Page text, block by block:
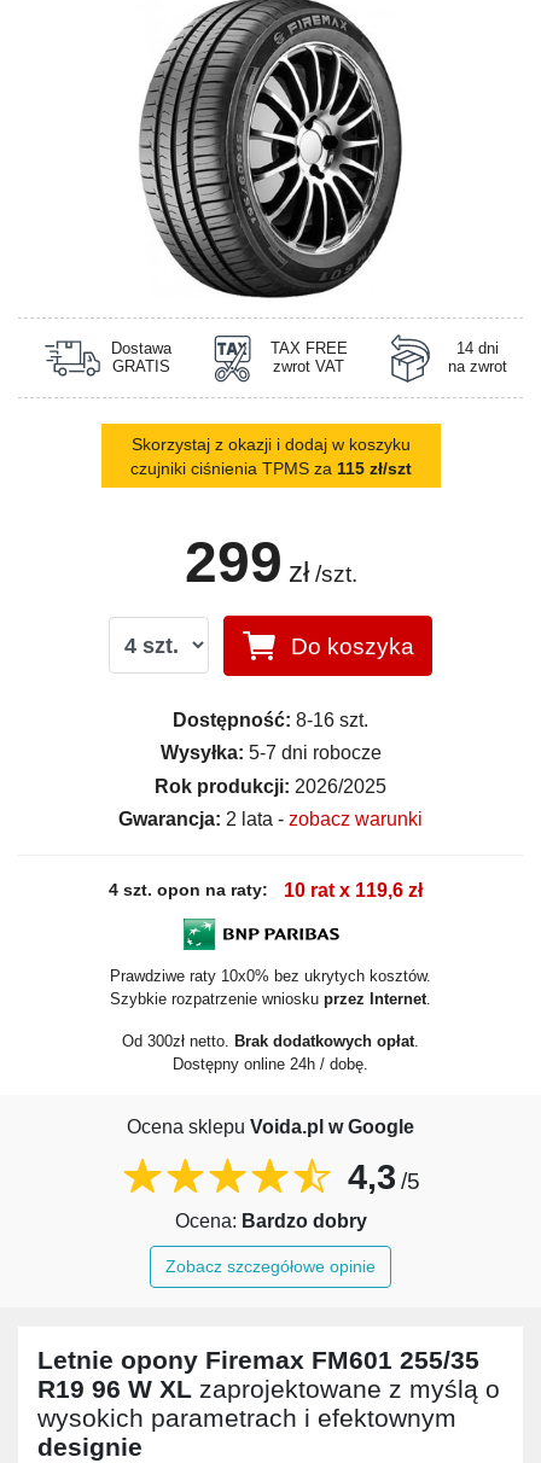
Dostawa
GRATIS
TAX FREE
zwrot VAT
14 dni
na zwrot
Skorzystaj z okazji i dodaj w koszyku
czujniki ciśnienia TPMS za 115 zł/szt
299 zł /szt.
Do koszyka
Dostępność: 8-16 szt.
Wysyłka: 5-7 dni robocze
Rok produkcji: 2026/2025
Gwarancja: 2 lata - zobacz warunki
4 szt. opon na raty: 10 rat x 119,6 zł
Prawdziwe raty 10x0% bez ukrytych kosztów.
Szybkie rozpatrzenie wniosku przez Internet
Od 300zł netto. Brak dodatkowych opłat
Dostępny online 24h / dobę.
Ocena sklepu Voida.pl w Google
4,3 /5
Ocena: Bardzo dobry
Zobacz szczegółowe opinie
Letnie opony Firemax FM601 255/35
R19 96 W XL zaprojektowane z myślą o
wysokich parametrach i efektownym
designie